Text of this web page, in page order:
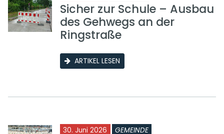
Sicher zur Schule – Ausbau
des Gehwegs an der
Ringstraße
ARTIKEL LESEN
30. Juni 2026 GEMEINDE